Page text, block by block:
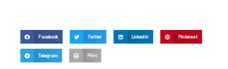
Facebook Twitter LinkedIn Pinterest
Telegram Print